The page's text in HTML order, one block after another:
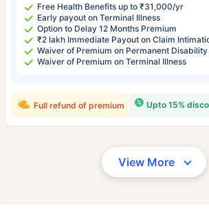
Free Health Benefits up to ₹31,000/yr
Early payout on Terminal Illness
Option to Delay 12 Months Premium
₹2 lakh Immediate Payout on Claim
Waiver of Premium on Permanent Disability
Waiver of Premium on Terminal Illness
Upto 15%
Full refund of premium
View More